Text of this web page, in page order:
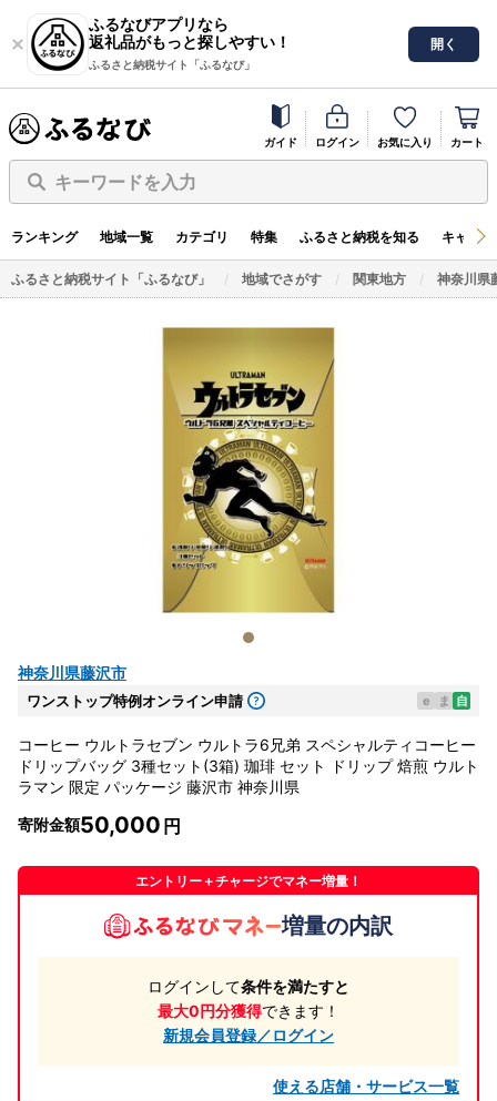
ふるなびアプリなら
返礼品がもっと探しやすい！
ふるさと納税サイト「ふるなび」
開く
ガイド ログイン お気に入り カート
キーワードを入力
ランキング 地域一覧 カテゴリ 特集 ふるさと納税を知る キャン
ふるさと納税サイト「ふるなび」 地域でさがす 関東地方 神奈川県
神奈川県藤沢市
ワンストップ特例オンライン申請 e ま 自
コーヒー ウルトラセブン ウルトラ6兄弟 スペシャルティコーヒー
ドリップバッグ 3種セット(3箱) 珈琲 セット ドリップ 焙煎 ウルト
ラマン 限定 パッケージ 藤沢市 神奈川県
寄附金額50,000
エントリー＋チャージでマネー増量！
増量の内訳
ログインして条件を満たすと
最大0円分獲得できます！
新規会員登録／ログイン
使える店舗・サービス一覧